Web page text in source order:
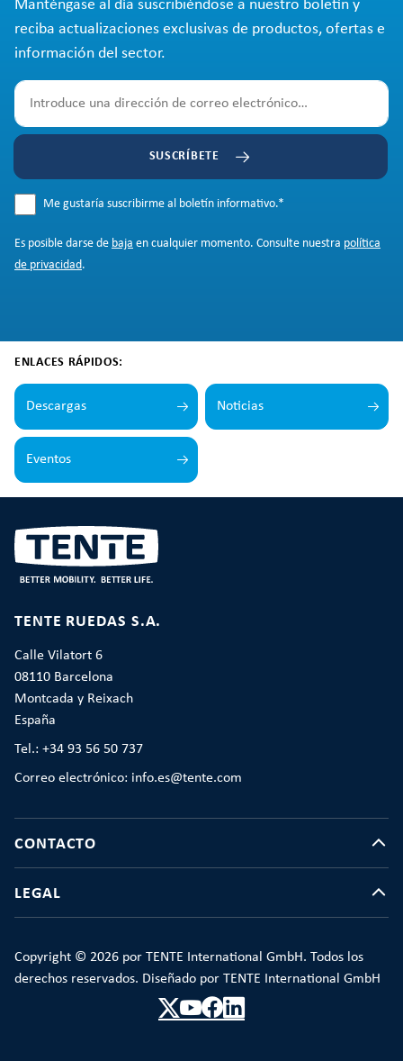
Manténgase al día suscribiéndose a nuestro boletín y
reciba actualizaciones exclusivas de productos, ofertas e
información del sector.
SUSCRÍBETE
Me gustaría suscribirme al boletín informativo.*
Es posible darse de baja en cualquier momento. Consulte nuestra política
de privacidad.
ENLACES RÁPIDOS:
Descargas Noticias
Eventos
TENTE RUEDAS S.A.
Calle Vilatort 6
08110 Barcelona
Montcada y Reixach
España
Tel.: +34 93 56 50 737
Correo electrónico: info.es@tente.com
CONTACTO
LEGAL
Copyright © 2026 por TENTE International GmbH. Todos los
derechos reservados. Diseñado por TENTE International GmbH